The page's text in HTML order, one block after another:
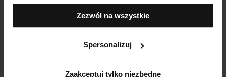
zgodę, np. zmieniając ustawienia cookies, usuwając je
lub zmieniając ustawienia przeglądarki.
Zezwól na wszystkie
Spersonalizuj
Zaakceptuj tylko niezbędne
§ 5 Odpowiedzialność użytkownika w
zakresie zamieszczanych przez niego Opinii
wypowiedź nie narusza postanowień
odpowiedzialność za wypowiedzi